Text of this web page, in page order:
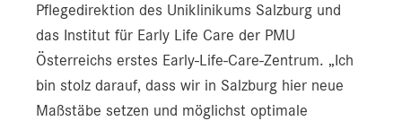
Pflegedirektion des Uniklinikums Salzburg und
das Institut für Early Life Care der PMU
Österreichs erstes Early-Life-Care-Zentrum. „Ich
bin stolz darauf, dass wir in Salzburg hier neue
Maßstäbe setzen und möglichst optimale